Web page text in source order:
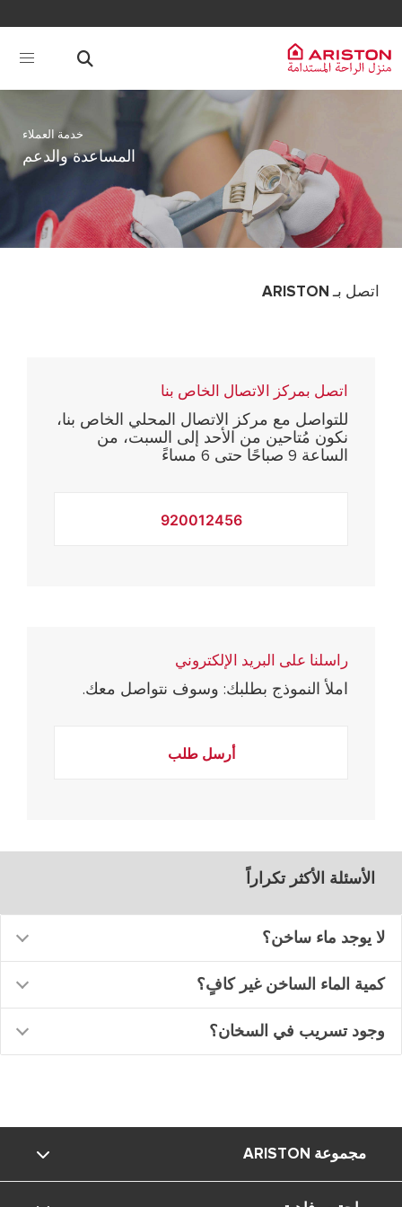
خدمة العملاء
المساعدة والدعم
اتصل بـ ARISTON
اتصل بمركز الاتصال الخاص بنا
للتواصل مع مركز الاتصال المحلي الخاص بنا،
نكون مُتاحين من الأحد إلى السبت، من
الساعة 9 صباحًا حتى 6 مساءً
920012456
راسلنا على البريد الإلكتروني
املأ النموذج بطلبك: وسوف نتواصل معك.
أرسل طلب
الأسئلة الأكثر تكراراً
لا يوجد ماء ساخن؟
كمية الماء الساخن غير كافٍ؟
وجود تسريب في السخان؟
مجموعة ARISTON